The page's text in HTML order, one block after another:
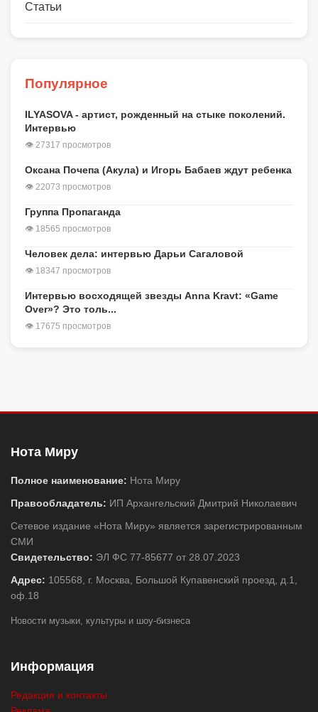
Статьи
Популярное
ILYASOVA - артист, рожденный на стыке поколений.
Интервью
👁 27317 просмотров
Оксана Почепа (Акула) и Игорь Бабаев ждут ребенка
👁 22073 просмотров
Группа Пропаганда
👁 18565 просмотров
Человек дела: интервью Дарьи Сагаловой
👁 18347 просмотров
Интервью восходящей звезды Anna Kravt: «Game
Over»? Это толь...
👁 17675 просмотров
Нота Миру
Полное наименование: Нота Миру
Правообладатель: ИП Архангельский Дмитрий Николаевич
Сетевое издание «Нота Миру» является зарегистрированным
СМИ
Свидетельство: ЭЛ ФС 77-85677 от 28.07.2023
Адрес: 105568, г. Москва, Большой Купавенский проезд, д.1,
оф.18
Новости музыки, культуры и шоу-бизнеса
Информация
Редакция и контакты